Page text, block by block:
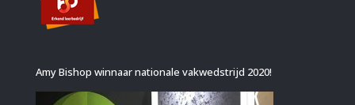
Amy Bishop winnaar nationale vakwedstrijd 2020!